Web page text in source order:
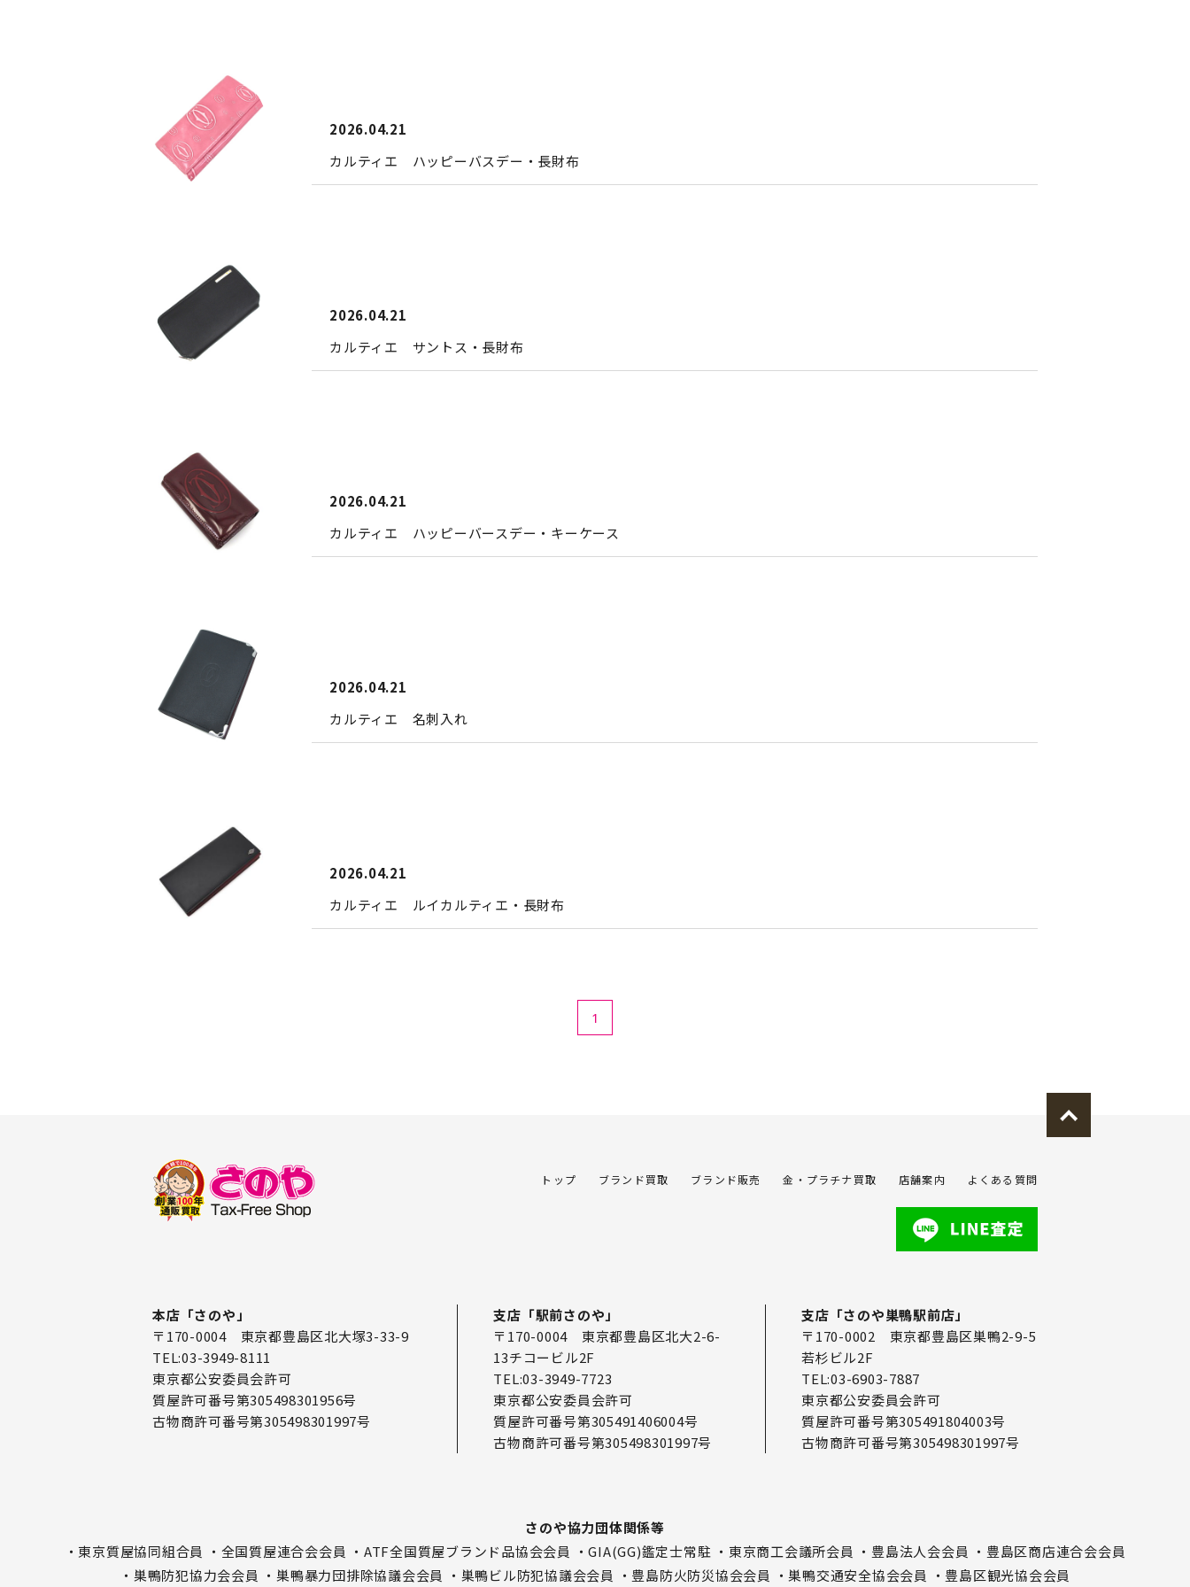
2026.04.21
カルティエ ハッピーバスデー・長財布
2026.04.21
カルティエ サントス・長財布
2026.04.21
カルティエ ハッピーバースデー・キーケース
2026.04.21
カルティエ 名刺入れ
2026.04.21
カルティエ ルイカルティエ・長財布
1
トップ ブランド買取 ブランド販売 金・プラチナ買取 店舗案内 よくある質問
本店「さのや」
〒170-0004 東京都豊島区北大塚3-33-9
TEL:03-3949-8111
東京都公安委員会許可
質屋許可番号第305498301956号
古物商許可番号第305498301997号
支店「駅前さのや」
〒170-0004 東京都豊島区北大2-6-
13チコービル2F
TEL:03-3949-7723
東京都公安委員会許可
質屋許可番号第305491406004号
古物商許可番号第305498301997号
支店「さのや巣鴨駅前店」
〒170-0002 東京都豊島区巣鴨2-9-5
若杉ビル2F
TEL:03-6903-7887
東京都公安委員会許可
質屋許可番号第305491804003号
古物商許可番号第305498301997号
さのや協力団体関係等
・東京質屋協同組合員
・全国質屋連合会会員 ・ATF全国質屋ブランド品協会会員 ・GIA(GG)鑑定士常駐 ・東京商工会議所会員 ・豊島法人会会員 ・豊島区商店連合会会員
・巣鴨防犯協力会会員 ・巣鴨暴力団排除協議会会員 ・巣鴨ビル防犯協議会会員 ・豊島防火防災協会会員 ・巣鴨交通安全協会会員 ・豊島区観光協会会員